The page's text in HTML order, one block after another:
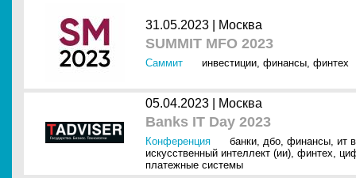
31.05.2023 | Москва
SUMMIT MFO 2023
Саммит инвестиции, финансы, финтех
05.04.2023 | Москва
Banks IT Day 2023
Конференция банки, дбо, финансы, ит
искусственный интеллект (ии), финтех,
платежные системы